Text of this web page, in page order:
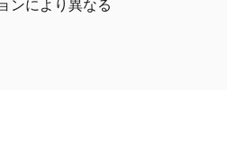
ンにより異なる